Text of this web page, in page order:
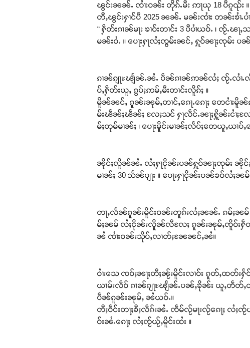
ၽွင်းၼၼ်ႉ ၸၢႆးဝၼ်း တိုၵ်ႉမီး ဢႃယု 18 ပီၵူၺ်း ။
တီႇၽွင်းႁၢင်ပီ 2025 ၼၼ်ႉ မၼ်းၸၢႆး တၼ်းၶၢႆႉ
“ ႁဵတ်းၵၢၼ်မႃး ၶၢဝ်းတၢင်း 3 ပီပၢႆယဝ်ႉ ၊
မၼ်းဝႆႉ ။ ပေႃးႁႃလႆႈၸွမ်းၼင်ႇ ႁူဝ်ၼႃႈၸုမ်း
ၵၢၼ်ၵျႃႊၽျႅၼ်ႉၼႆႉ ပဵၼ်ၵၢၼ်ဢၼ်လႆႈ ၸႂ်ႉလၢႆႉ
ပ်ႇႁဵတ်းယူႇ ၵွပ်ႈဢမ်ႇမီးတၢင်းလိူၵ်ႈ ။
မိူၼ်ၼင်ႇ ၵူၼ်းၼုမ်ႇတၢင်ႇၵေႃႉၵေႃႈ တေငၢႆး
မ်းၽဵၼ်ႈၽဵၼ်ႈ လႄႈသင် ႁႃလဵင်ႉၼႃႈႁိူၼ်းငၢႆႈလ
မ်ႈတုမ်မၢၼ်ႈ ၊ ပေႃးမိူင်းမၢၼ်ႈလႅပ်ႈတေယူႇယၢပ်ႇၵ
ၼိုင်ႈလိူၼ်ၼႆႉ လႆႈႁႃငိုၼ်းပၼ်ႁူဝ်ၼႃႈၸုမ်း ၼိုင်ႈ
မၢၼ်ႈ 30 သႅၼ်ပျႃး ။ ပေႃးႁႃငိုၼ်းပၼ်ၶဝ်လႆ
တႃႇလႅၼ်ၵူၼ်းမိူင်းဝၼ်းတူၵ်းလႆႈၼၼ်ႉ ၵမ်ႈၼမ်
မ်ႈၼမ် လႆႈငိုၼ်းလိူၼ်လီလႄႈ ၵူၼ်းၼုမ်ႇၸိူဝ်းႁဵ
ၼႆ ၸၢႆးဝၼ်းသိုပ်ႇလၢတ်ႈၼႄၼင်ႇၼႆ။
ဝၢႆးသေ ၸဝ်ႈၼႃႈတီႈၼႂ်းမိူင်းလၢဝ်း ၵူတ်ႇထတ်း
ယၢမ်းလဵဝ် ၵၢၼ်ၵျႃႊၽျႅၼ်ႉပၼ်ႇၶိုၼ်း ယူႇတဵတ်
ပဵၼ်ၵူၼ်းၼုမ်ႇ ၼႆယဝ်ႉ။
တီႈဝဵင်းတႃႈၶီႈလဵၵ်းၼႆႉ ၸဵမ်လႂ်မႃးလႂ်ၵေႃႈ လႆႈ
ဝ်းၼႆႉၵေႃႈ လႆႈၸႂ်ယႂ်ႇမိူင်းထႆး ။